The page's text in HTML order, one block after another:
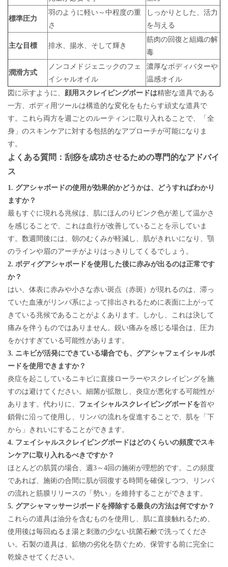
標準圧力
羽のように軽い～中程度の重
さ
しっかりとした、活力
を与える
主な目標 排水、揚水、そして輝き
筋肉の回復と組織の解
毒
潤滑方式
ノンコメドジェニックのフェ
イシャルオイル
濃厚なボディバターや
温感オイル
図に示すように、 顔用スクレイピングボードは精密な道具である
一方、ボディ用ツールは構造的な変化をもたらす頑丈な道具で
す。これら両方を週ごとのルーティンに取り入れることで、「全
身」のスキンケアに対する包括的なアプローチが可能になりま
す。
よくある質問：刮痧を成功させるための専門的なアドバイ
ス
1. グアシャボードの使用が効果的かどうかは、どうすればわかり
ますか？
最もすぐに現れる兆候は、肌にほんのりピンク色が差して温かさ
を感じることで、これは血行が改善していることを示していま
す。数週間後には、朝のむくみが軽減し、肌がきれいになり、顎
のラインや眉のアーチがよりはっきりしてくるでしょう。
2. ボディグアシャボードを使用した後に赤みが出るのは正常です
か？
はい、体表に赤みや小さな赤い斑点（赤斑）が現れるのは、滞っ
ていた血液がリンパ系によって排出されるために表面に上がって
きている兆候であることがよくあります。しかし、これは決して
痛みを伴うものではありません。鋭い痛みを感じる場合は、圧力
をかけすぎている可能性があります。
3. ニキビが活発にできている場合でも、グアシャフェイシャルボ
ードを使用できますか？
炎症を起こしているニキビに直接ローラーやスクレイピングを施
すのは避けてください。細菌が拡散し、炎症が悪化する可能性が
あります。代わりに、 フェイシャルスクレイピングボードを首や
鎖骨に沿って使用し、リンパの流れを促進することで、肌を「下
から」きれいにすることができます。
4. フェイシャルスクレイピングボードはどのくらいの頻度でスキ
ンケアに取り入れるべきですか？
ほとんどの肌質の場合、週3～4回の施術が理想的です。この頻度
であれば、施術の合間に肌が回復する時間を確保しつつ、リンパ
の流れと筋膜リリースの「勢い」を維持することができます。
5. グアシャマッサージボードを掃除する最良の方法は何ですか？
これらの道具は油分を含むものを使用し、肌に直接触れるため、
使用後は毎回ぬるま湯と刺激の少ない抗菌石鹸で洗ってくださ
い。石製の道具は、鉱物の劣化を防ぐため、保管する前に完全に
乾燥させてください。